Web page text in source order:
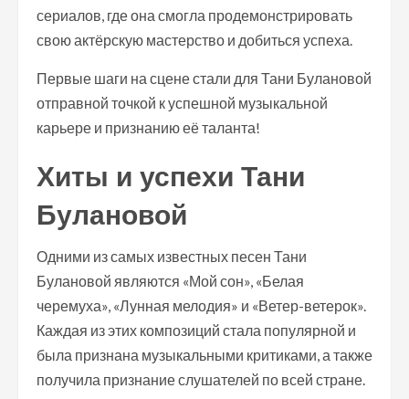
сериалов, где она смогла продемонстрировать
свою актёрскую мастерство и добиться успеха.
Первые шаги на сцене стали для Тани Булановой
отправной точкой к успешной музыкальной
карьере и признанию её таланта!
Хиты и успехи Тани
Булановой
Одними из самых известных песен Тани
Булановой являются «Мой сон», «Белая
черемуха», «Лунная мелодия» и «Ветер-ветерок».
Каждая из этих композиций стала популярной и
была признана музыкальными критиками, а также
получила признание слушателей по всей стране.